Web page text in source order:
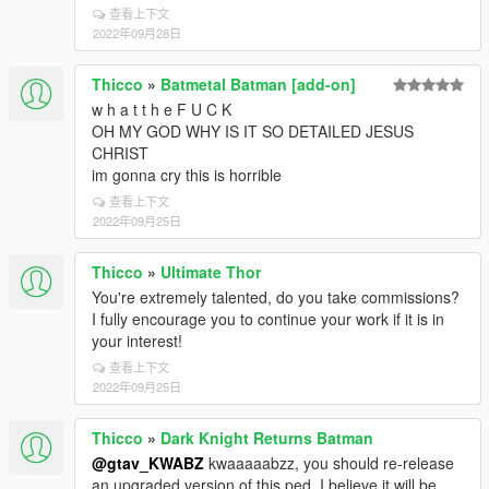
查看上下文
2022年09月28日
Thicco » Batmetal Batman [add-on]
w h a t t h e F U C K
OH MY GOD WHY IS IT SO DETAILED JESUS
CHRIST
im gonna cry this is horrible
查看上下文
2022年09月25日
Thicco » Ultimate Thor
You're extremely talented, do you take commissions?
I fully encourage you to continue your work if it is in
your interest!
查看上下文
2022年09月25日
Thicco » Dark Knight Returns Batman
@gtav_KWABZ kwaaaaabzz, you should re-release
an upgraded version of this ped, I believe it will be